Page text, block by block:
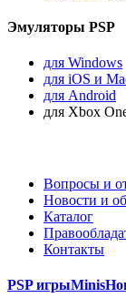
Эмуляторы PSP
для Windows
для iOS и
для Android
для Xbox
Вопросы и
Новости и
Каталог
Контакты
PSP игрыMinis